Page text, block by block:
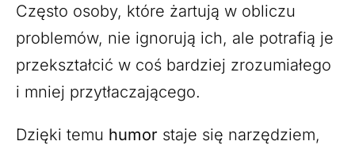
Często osoby, które żartują w obliczu
problemów, nie ignorują ich, ale potrafią je
przekształcić w coś bardziej zrozumiałego
i mniej przytłaczającego.
Dzięki temu humor staje się narzędziem,